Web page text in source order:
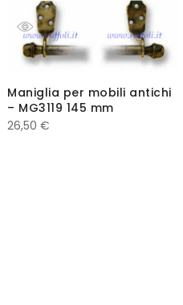
Maniglia per mobili antichi
– MG3119 145 mm
26,50 €